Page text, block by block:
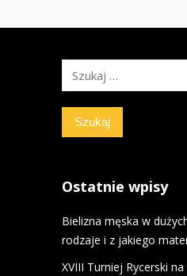
Szukaj:
Ostatnie wpisy
Bielizna męska w
rodzaje i z jakiego
XVIII Turniej Rycerski